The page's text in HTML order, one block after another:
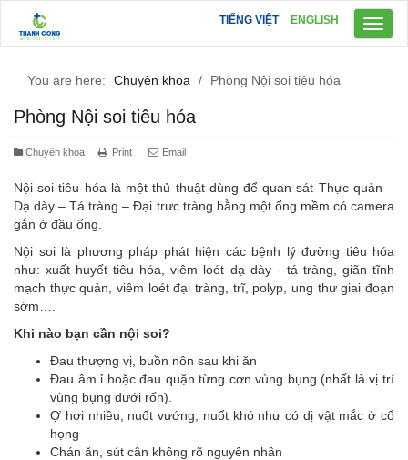
TIẾNG VIỆT ENGLISH
You are here: Chuyên khoa / Phòng Nội soi tiêu hóa
Phòng Nội soi tiêu hóa
Chuyên khoa Print Email
Nội soi tiêu hóa là một thủ thuật dùng để quan sát Thực quản –
Dạ dày – Tá tràng – Đại trực tràng bằng một ống mềm có camera
gắn ở đầu ống.
Nội soi là phương pháp phát hiện các bệnh lý đường tiêu hóa
như: xuất huyết tiêu hóa, viêm loét dạ dày - tá tràng, giãn tĩnh
mạch thực quản, viêm loét đại tràng, trĩ, polyp, ung thư giai đoạn
sớm….
Khi nào bạn cần nội soi?
Đau thượng vị, buồn nôn sau khi ăn
Đau âm ỉ hoặc đau quặn từng cơn vùng bụng (nhất là vị trí
vùng bụng dưới rốn).
Ợ hơi nhiều, nuốt vướng, nuốt khó như có dị vật mắc ở cổ
họng
Chán ăn, sút cân không rõ nguyên nhân